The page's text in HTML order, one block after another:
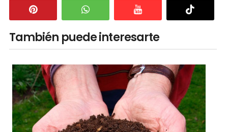
También puede interesarte